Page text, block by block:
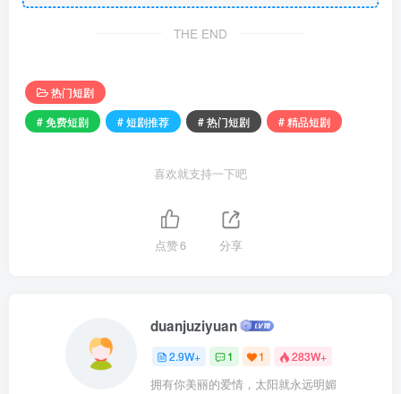
THE END
热门短剧
# 免费短剧
# 短剧推荐 # 热门短剧 # 精品短剧
喜欢就支持一下吧
点赞6 分享
duanjuziyuan
2.9W+ 1 1 283W+
拥有你美丽的爱情，太阳就永远明媚